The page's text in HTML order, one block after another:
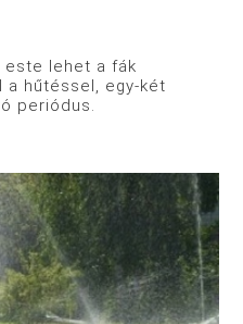
este lehet a fák
hűtéssel, egy-két
periódus.